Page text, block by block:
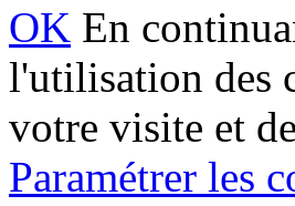
OK En
l'utilisation des
votre visite et
Paramétrer les